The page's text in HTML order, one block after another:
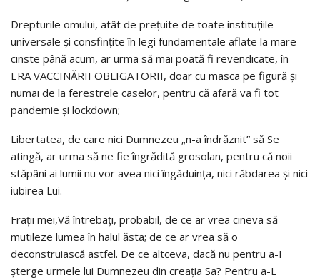
Drepturile omului, atât de prețuite de toate instituțiile
universale și consfințite în legi fundamentale aflate la mare
cinste până acum, ar urma să mai poată fi revendicate, în
ERA VACCINĂRII OBLIGATORII, doar cu masca pe figură și
numai de la ferestrele caselor, pentru că afară va fi tot
pandemie și lockdown;
Libertatea, de care nici Dumnezeu „n-a îndrăznit” să Se
atingă, ar urma să ne fie îngrădită grosolan, pentru că noii
stăpâni ai lumii nu vor avea nici îngăduința, nici răbdarea și nici
iubirea Lui.
Frații mei,Vă întrebați, probabil, de ce ar vrea cineva să
mutileze lumea în halul ăsta; de ce ar vrea să o
deconstruiască astfel. De ce altceva, dacă nu pentru a-I
șterge urmele lui Dumnezeu din creația Sa? Pentru a-L